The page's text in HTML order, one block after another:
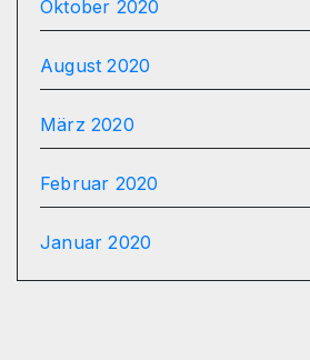
Oktober 2020
August 2020
März 2020
Februar 2020
Januar 2020